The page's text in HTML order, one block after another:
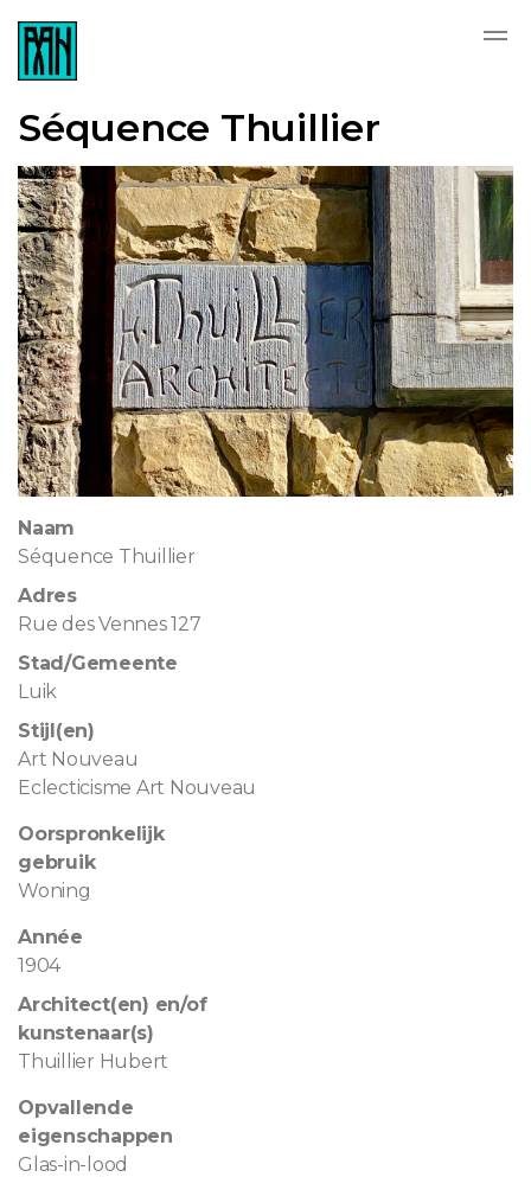
Séquence Thuillier
Naam
Séquence Thuillier
Adres
Rue des Vennes 127
Stad/Gemeente
Luik
Stijl(en)
Art Nouveau
Eclecticisme Art Nouveau
Oorspronkelijk
gebruik
Woning
Année
1904
Architect(en) en/of
kunstenaar(s)
Thuillier Hubert
Opvallende
eigenschappen
Glas-in-lood